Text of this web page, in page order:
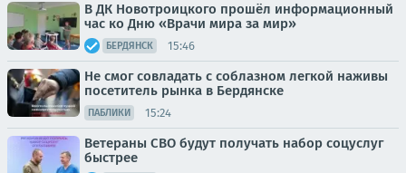
В ДК Новотроицкого прошёл информационный
час ко Дню «Врачи мира за мир»
БЕРДЯНСК 15:46
Не смог совладать с соблазном легкой наживы
посетитель рынка в Бердянске
ПАБЛИКИ 15:24
Ветераны СВО будут получать набор соцуслуг
быстрее